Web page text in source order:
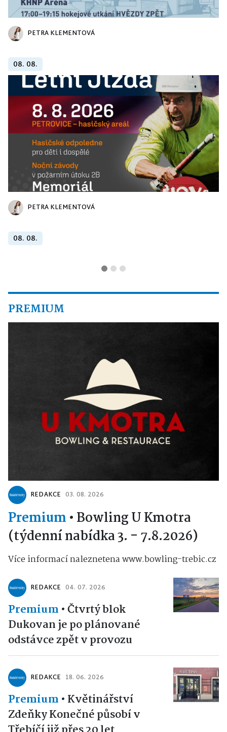
PETRA KLEMENTOVÁ
08. 08.
PETRA KLEMENTOVÁ
08. 08.
PREMIUM
REDAKCE 03. 08. 2026
Premium • Bowling U Kmotra
(týdenní nabídka 3. - 7.8.2026)
Více informací naleznetena www.bowling-trebic.cz
REDAKCE 04. 07. 2026
Premium •Čtvrtý blok
Dukovan je po plánované
odstávce zpět v provozu
REDAKCE 18. 06. 2026
Premium • Květinářství
Zdeňky Konečné působí v